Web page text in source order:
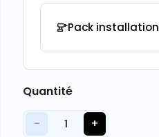
Pack installation
Quantité
− 1 +